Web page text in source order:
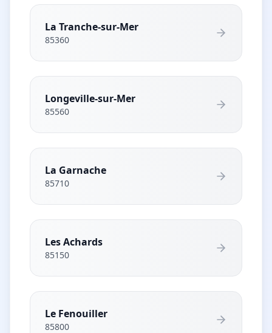
La Tranche-sur-Mer
85360
Longeville-sur-Mer
85560
La Garnache
85710
Les Achards
85150
Le Fenouiller
85800